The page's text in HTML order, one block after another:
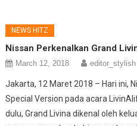
NEWS HITZ
Nissan Perkenalkan Grand
March 12, 2018 editor_stylish
Jakarta, 12 Maret 2018 – Hari ini,
Special Version pada acara
dulu, Grand Livina dikenal oleh